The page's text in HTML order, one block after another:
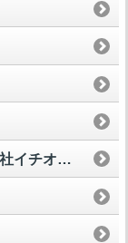
4月号 今回はリクエストの多かった各社イチオシ安全スニーカーを一挙公開して魅せますスペシャル！